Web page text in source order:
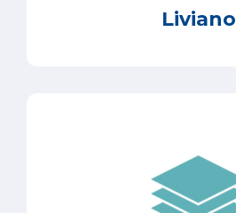
Liviano